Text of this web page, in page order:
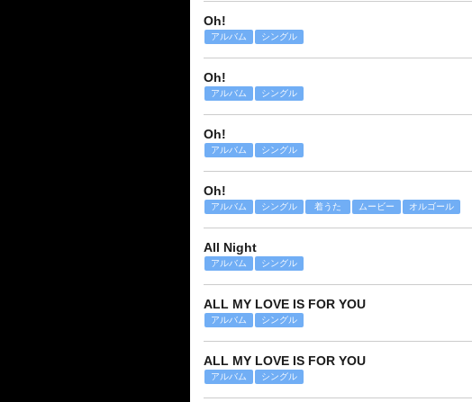
Oh!
アルバム シングル
Oh!
アルバム シングル
Oh!
アルバム シングル
Oh!
アルバム シングル 着うた ムービー オルゴール
All Night
アルバム シングル
ALL MY LOVE IS FOR YOU
アルバム シングル
ALL MY LOVE IS FOR YOU
アルバム シングル